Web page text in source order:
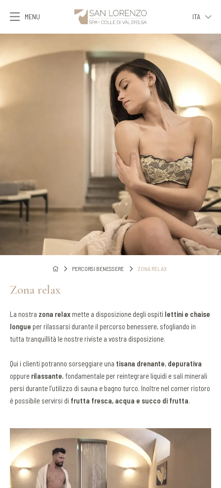
MENU
ITA
ENG
PERCORSI BENESSERE ZONA RELAX
Zona relax
La nostra zona relaxmette a disposizione degli ospiti lettini e chaise
longue per rilassarsi durante il percorso benessere, sfogliando in
tutta tranquillità le nostre riviste a vostra disposizione.
Qui i clienti potranno sorseggiare una tisana drenante, depurativa
oppure rilassante, fondamentale per reintegrare liquidi e sali minerali
persi durante l’utilizzo di sauna e bagno turco. Inoltre nel corner ristoro
è possibile servirsi di frutta fresca, acqua e succo di frutta.